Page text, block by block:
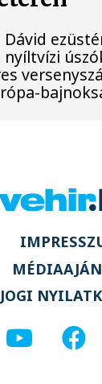
Dávid
nyíltvízi
JOGI